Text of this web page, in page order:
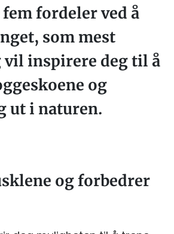
fordeler ved å
som mest
vil inspirere deg til å
og
ut i naturen.
og forbedrer